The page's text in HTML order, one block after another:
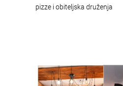
pizze i obiteljska druženja